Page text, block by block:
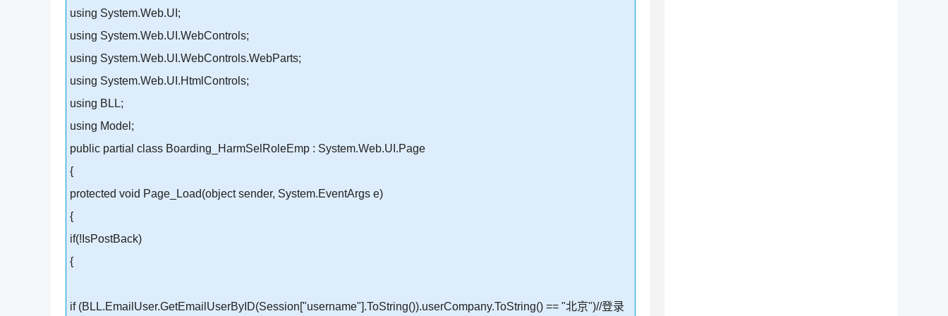
using System.Web.UI;
using System.Web.UI.WebControls;
using System.Web.UI.WebControls.WebParts;
using System.Web.UI.HtmlControls;
using BLL;
using Model;
public partial class Boarding_HarmSelRoleEmp : System.Web.UI.Page
{
protected void Page_Load(object sender, System.EventArgs e)
{
if(!IsPostBack)
{
if (BLL.EmailUser.GetEmailUserByID(Session["username"].ToString()).userCompany.ToString() == "北京")//登录